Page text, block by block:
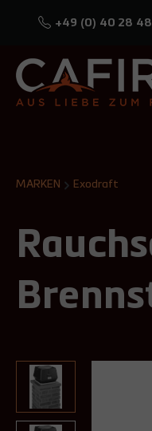
+49 (0) 40 28
MARKEN Exodraft